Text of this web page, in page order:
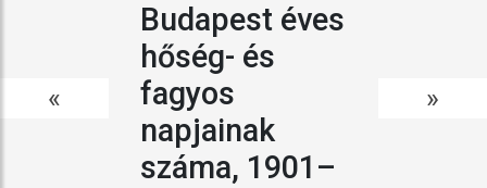
«
Budapest éves
hőség- és
fagyos
napjainak
száma, 1901–
»